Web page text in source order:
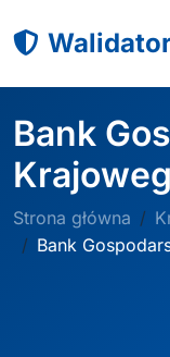
Bank
Strona główna
Bank